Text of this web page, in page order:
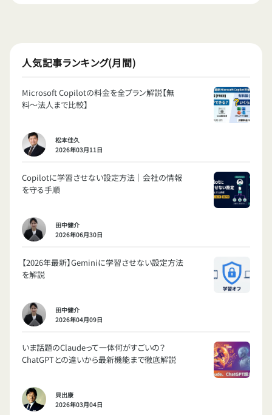
人気記事ランキング(月間)
Microsoft Copilotの料金を全プラン解説【無
料〜法人まで比較】
松本佳久
2026年03月11日
Copilotに学習させない設定方法｜会社の情報
を守る手順
田中健介
2026年06月30日
【2026年最新】Geminiに学習させない設定方法
を解説
田中健介
2026年04月09日
いま話題のClaudeって一体何がすごいの？
ChatGPTとの違いから最新機能まで徹底解説
貝出康
2026年03月04日